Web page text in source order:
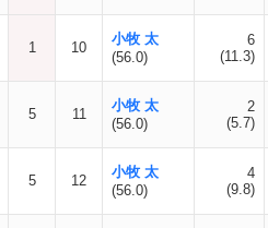
1 10
小牧 太
(56.0)
6
(11.3)
5 11
小牧 太
(56.0)
2
(5.7)
5 12
小牧 太
(56.0)
4
(9.8)